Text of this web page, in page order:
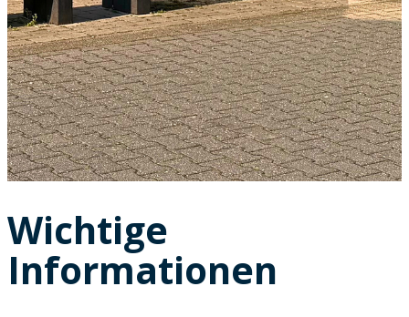
Wichtige
Informationen